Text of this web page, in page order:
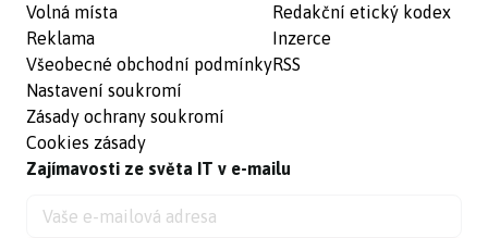
Volná místa
Reklama
Všeobecné obchodní podmínky
Nastavení soukromí
Zásady ochrany soukromí
Cookies zásady
Redakční etický kodex
Inzerce
RSS
Zajímavosti ze světa IT v e-mailu